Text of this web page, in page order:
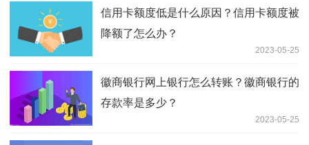
信用卡额度低是什么原因？信用卡额度被
降额了怎么办？
2023-05-25
徽商银行网上银行怎么转账？徽商银行的
存款率是多少？
2023-05-25